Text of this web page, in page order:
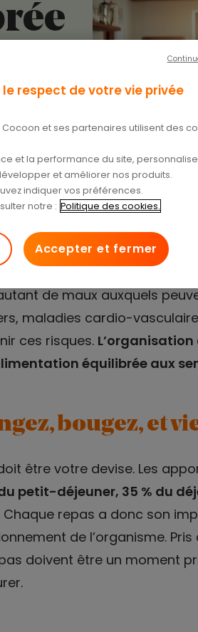
a un impact sur la
de maux auxquels
maladies cardio-
ces risques.
équilibrée aux
bougez, et
être votre devise. Les
petit-déjeuner, 35 % du
Chaque repas a donc son
de l’organisme.
doivent être un moment
respect de votre vie privée
et ses partenaires utilisent des
et la performance du site,
et améliorer nos produits.
indiquer vos préférences.
notre : Politique des cookies.
Accepter et fermer